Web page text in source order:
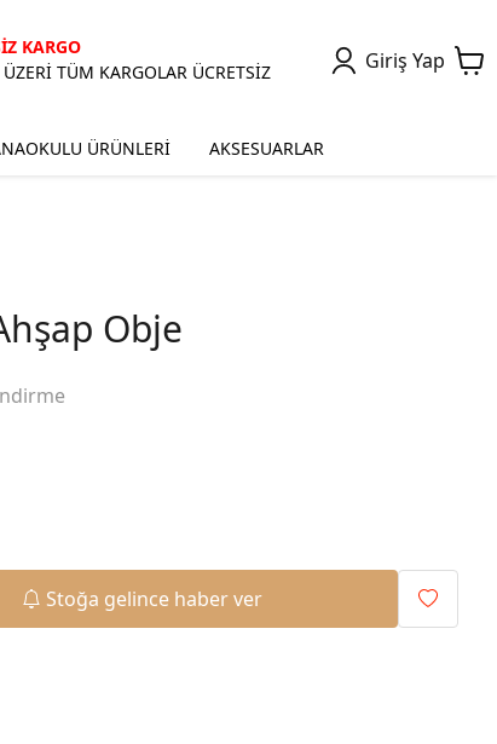
KARGO
TÜM KARGOLAR ÜCRETSİZ
Giriş Yap
ÜRÜNLERİ AKSESUARLAR
Obje
Stoğa gelince haber ver